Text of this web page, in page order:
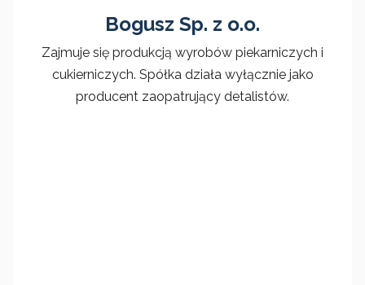
Bogusz Sp. z o.o.
Zajmuje się produkcją wyrobów piekarniczych i
cukierniczych. Spółka działa wyłącznie jako
producent zaopatrujący detalistów.